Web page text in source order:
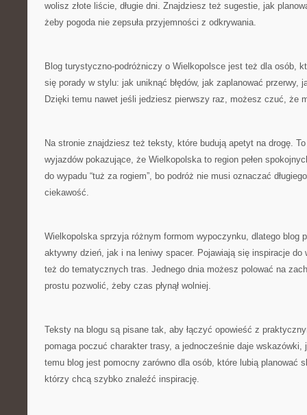
wolisz złote liście, długie dni. Znajdziesz też sugestie, jak
żeby pogoda nie zepsuła przyjemności z odkrywania.
Blog turystyczno-podróżniczy o Wielkopolsce jest też dla osób,
się porady w stylu: jak uniknąć błędów, jak zaplanować przerwy,
Dzięki temu nawet jeśli jedziesz pierwszy raz, możesz czuć, że
Na stronie znajdziesz też teksty, które budują apetyt na drogę.
wyjazdów pokazujące, że Wielkopolska to region pełen
do wypadu “tuż za rogiem”, bo podróż nie musi oznaczać
ciekawość.
Wielkopolska sprzyja różnym formom wypoczynku, dlatego blog
aktywny dzień, jak i na leniwy spacer. Pojawiają się inspiracje do
też do tematycznych tras. Jednego dnia możesz polować na
prostu pozwolić, żeby czas płynął wolniej.
Teksty na blogu są pisane tak, aby łączyć opowieść z
pomaga poczuć charakter trasy, a jednocześnie daje wskazówki,
temu blog jest pomocny zarówno dla osób, które lubią planować
którzy chcą szybko znaleźć inspirację.